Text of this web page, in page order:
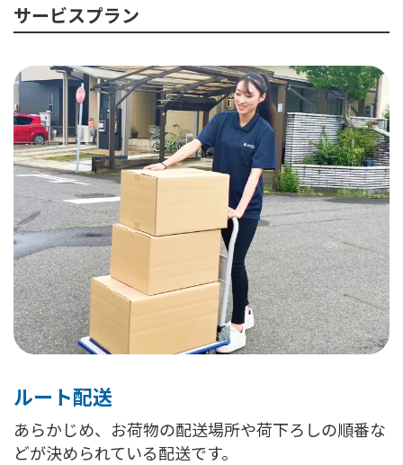
サービスプラン
ルート配送
あらかじめ、お荷物の配送場所や荷下ろしの順番な
どが決められている配送です。